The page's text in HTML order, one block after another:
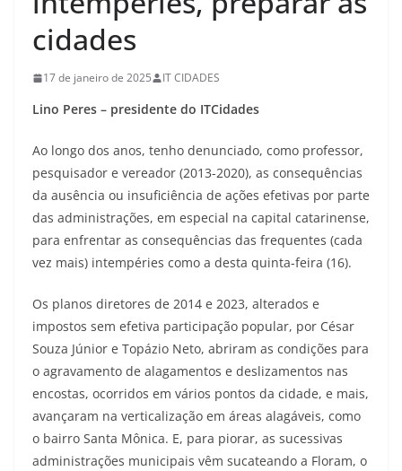
cidades
17 de janeiro de 2025 IT CIDADES
Lino Peres – presidente do ITCidades
Ao longo dos anos, tenho denunciado, como professor,
pesquisador e vereador (2013-2020), as consequências
da ausência ou insuficiência de ações efetivas por parte
das administrações, em especial na capital catarinense,
para enfrentar as consequências das frequentes (cada
vez mais) intempéries como a desta quinta-feira (16).
Os planos diretores de 2014 e 2023, alterados e
impostos sem efetiva participação popular, por César
Souza Júnior e Topázio Neto, abriram as condições para
o agravamento de alagamentos e deslizamentos nas
encostas, ocorridos em vários pontos da cidade, e mais,
avançaram na verticalização em áreas alagáveis, como
o bairro Santa Mônica. E, para piorar, as sucessivas
administrações municipais vêm sucateando a Floram, o